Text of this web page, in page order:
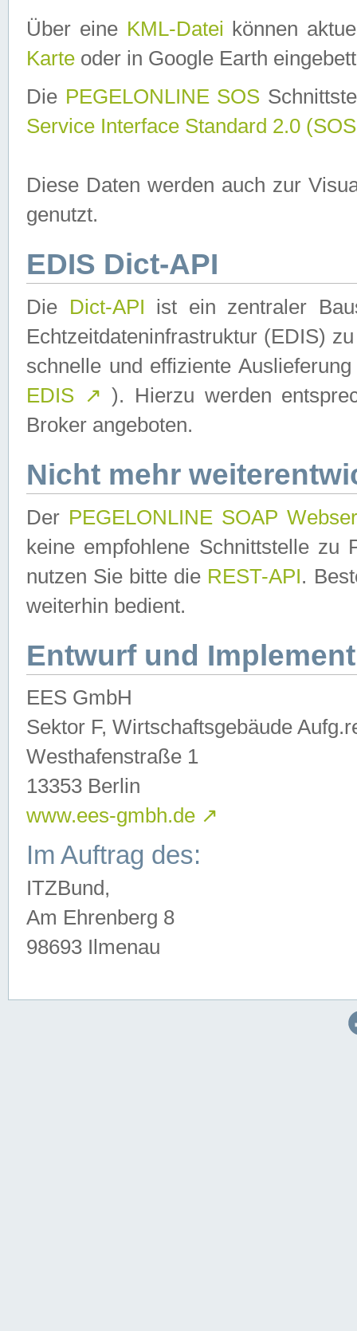
Über eine KML-Datei können
Karte oder in Google Earth
Die PEGELONLINE SOS
Service Interface Standard 2.0
Diese Daten werden auch zur
genutzt.
EDIS Dict-API
Die Dict-API ist ein zentraler
Echtzeitdateninfrastruktur (EDIS)
schnelle und effiziente
EDIS ↗ ). Hierzu werden
Broker angeboten.
Nicht mehr
Der PEGELONLINE SOAP
keine empfohlene Schnittstelle zu
nutzen Sie bitte die REST-API.
weiterhin bedient.
Entwurf und
EES GmbH
Sektor F, Wirtschaftsgebäude
Westhafenstraße 1
13353 Berlin
www.ees-gmbh.de ↗
Im Auftrag des:
ITZBund,
Am Ehrenberg 8
98693 Ilmenau